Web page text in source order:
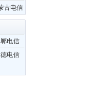
古电信
电信
电信